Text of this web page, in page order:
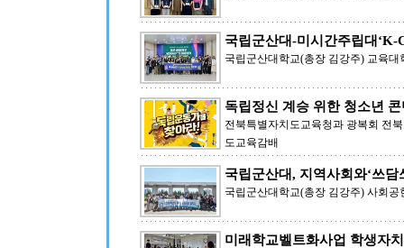
국립군산대-미시간주립대‘K-
국립군산대학교(총장 김강주) 교육
독립정신 계승 위한 청소년
전북특별자치도교육청과 광복회 전
도교육감배
국립군산대, 지역사회와‘쓰담
국립군산대학교(총장 김강주) 사회
미래학교벨트화사업 학생자